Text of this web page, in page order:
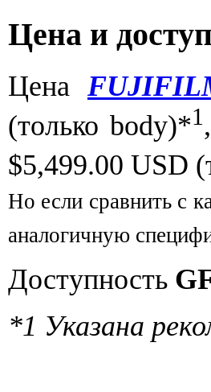
Цена и
Цена
(только body)*1
$5,499.00 USD
Но если сравнить с
аналогичную
Доступность
*1 Указана